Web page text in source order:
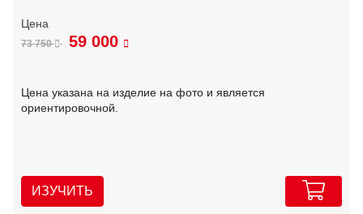
73 750 59 000
Цена указана на изделие на фото и является
ориентировочной.
ИЗУЧИТЬ